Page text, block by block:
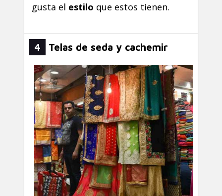
gusta el estilo que estos tienen.
4 Telas de seda y cachemir